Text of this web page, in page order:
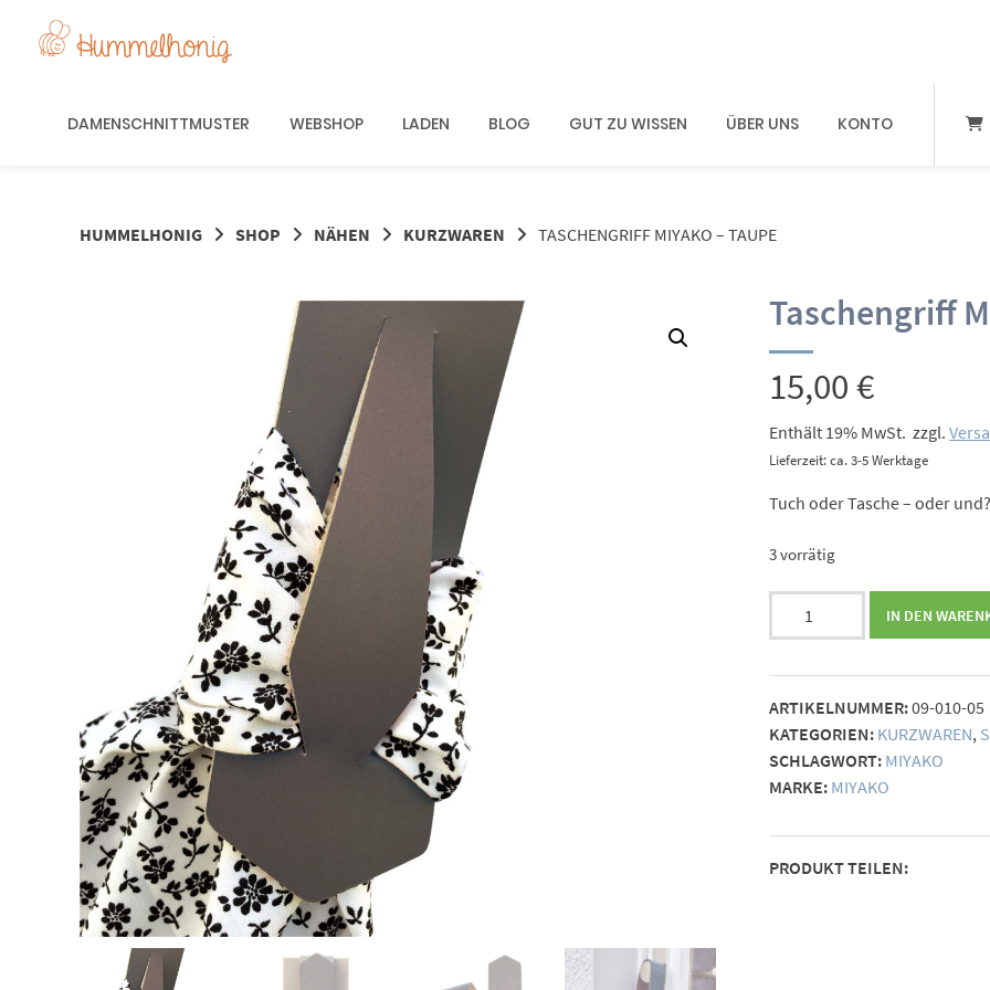
DAMENSCHNITTMUSTER WEBSHOP LADEN BLOG GUT ZU WISSEN ÜBER UNS KONTO
HUMMELHONIG SHOP NÄHEN KURZWAREN TASCHENGRIFF MIYAKO – TAUPE
Taschengriff
15,00€
Enthält 19% MwSt. zzgl.
Lieferzeit: ca. 3-5 Werktage
Tuch oder Tasche – oder und?
3 vorrätig
taupe
Menge
IN DEN
ARTIKELNUMMER:09-010-05
KATEGORIEN: KURZWAREN,
SCHLAGWORT: MIYAKO
MARKE: MIYAKO
PRODUKT TEILEN: